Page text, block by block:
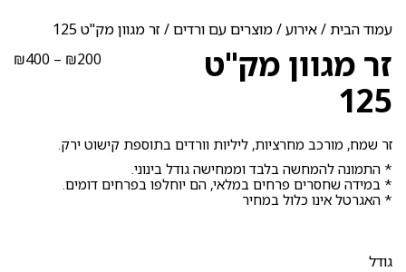
עמוד הבית /אירוע/מוצרים עם ורדים/ זר מגוון מק"ט 125
זר מגוון מק"ט
125
₪200
–
₪400
זר שמח, מורכב מחרציות, ליליות וורדים בתוספת קישוט ירק.
* התמונה להמחשה בלבד וממחישה גודל בינוני.
* במידה שחסרים פרחים במלאי, הם יוחלפו בפרחים דומים.
* האגרטל אינו כלול במחיר
גודל